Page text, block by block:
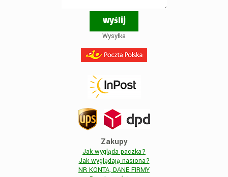
Wysyłka
Zakupy
Jak wygląda paczka?
Jak wyglądają nasiona?
NR KONTA, DANE FIRMY